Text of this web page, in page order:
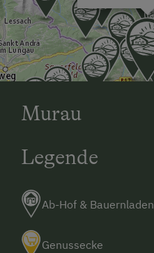
Murau
Legende
Ab-Hof & Bauernladen
Genussecke